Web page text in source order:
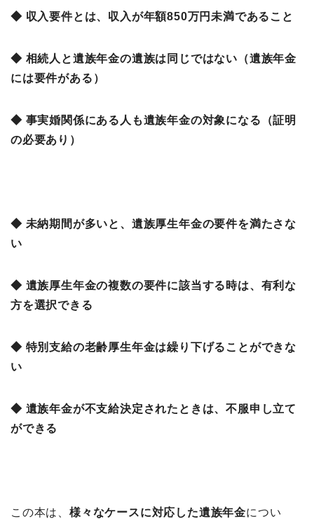
◆ 収入要件とは、収入が年額850万円未満であること
◆ 相続人と遺族年金の遺族は同じではない（遺族年金
には要件がある）
◆ 事実婚関係にある人も遺族年金の対象になる（証明
の必要あり）
◆ 未納期間が多いと、遺族厚生年金の要件を満たさな
い
◆ 遺族厚生年金の複数の要件に該当する時は、有利な
方を選択できる
◆ 特別支給の老齢厚生年金は繰り下げることができな
い
◆ 遺族年金が不支給決定されたときは、不服申し立て
ができる
この本は、 様々なケースに対応した遺族年金につい